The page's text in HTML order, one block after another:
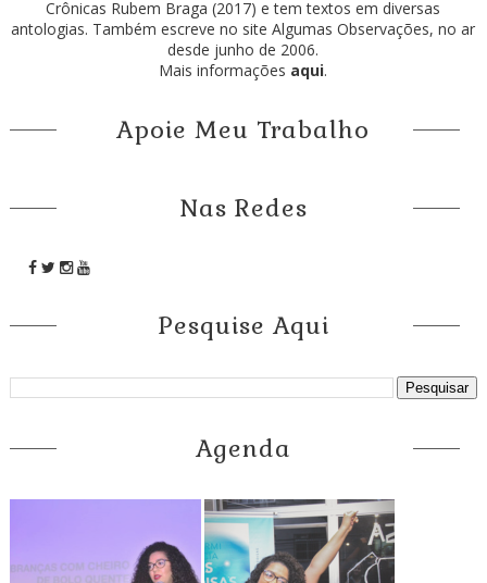
Crônicas Rubem Braga (2017) e tem textos em diversas
antologias. Também escreve no site Algumas Observações, no ar
desde junho de 2006.
Mais informações aqui.
Apoie Meu Trabalho
Nas Redes
Pesquise Aqui
Agenda